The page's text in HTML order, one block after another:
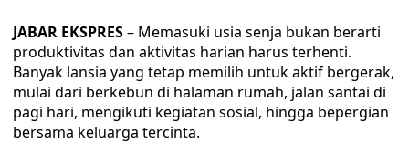
JABAR EKSPRES– Memasuki usia senja bukan berarti
produktivitas dan aktivitas harian harus terhenti.
Banyak lansia yang tetap memilih untuk aktif bergerak,
mulai dari berkebun di halaman rumah, jalan santai di
pagi hari, mengikuti kegiatan sosial, hingga bepergian
bersama keluarga tercinta.